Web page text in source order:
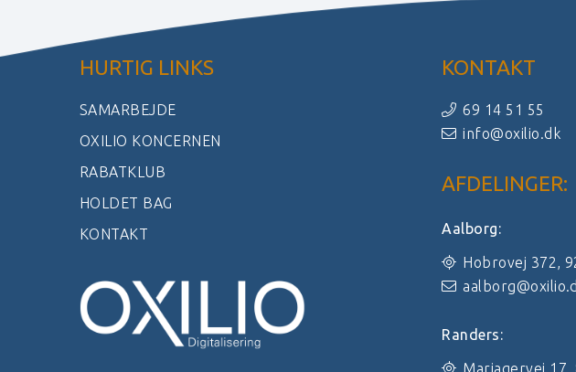
HURTIG LINKS
SAMARBEJDE
OXILIO KONCERNEN
RABATKLUB
HOLDET BAG
KONTAKT
KONTAKT
69 14 51 55
info@oxilio.dk
AFDELINGER:
Aalborg:
Hobrovej 372,
Randers:
Mariagervej 17,